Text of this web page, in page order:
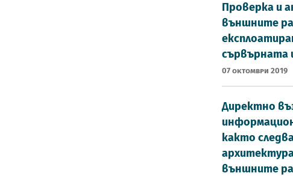
Проверка и
външните
сървърната
07 Октомври 2019
Директно
както
външните